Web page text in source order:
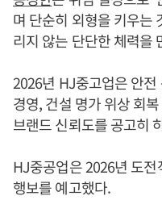
며 단순히 외형을 키우는
리지 않는 단단한 체력을
2026년 HJ중고업은 안
경영, 건설 명가 위상 회
브랜드 신뢰도를 공고히
HJ중공업은 2026년 도
행보를 예고했다.